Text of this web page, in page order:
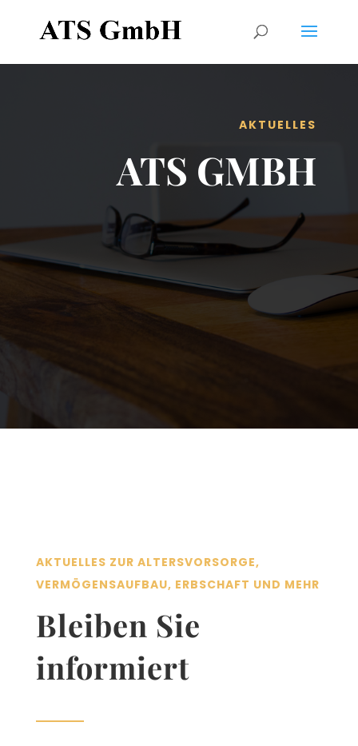
AKTUELLES
ATS GMBH
AKTUELLES ZUR ALTERSVORSORGE,
VERMÖGENSAUFBAU, ERBSCHAFT UND MEHR
Bleiben Sie
informiert